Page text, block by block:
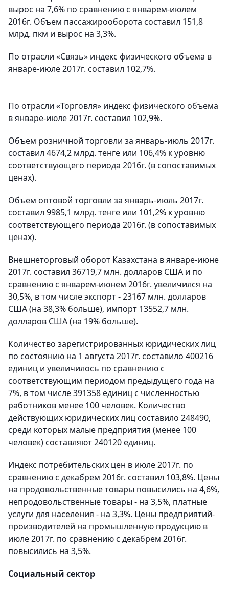
вырос на 7,6% по сравнению с январем-июлем
2016г. Объем пассажирооборота составил 151,8
млрд. пкм и вырос на 3,3%.
По отрасли «Связь» индекс физического объема в
январе-июле 2017г. составил 102,7%.
По отрасли «Торговля» индекс физического объема
в январе-июле 2017г. составил 102,9%.
Объем розничной торговли за январь-июль 2017г.
составил 4674,2 млрд. тенге или 106,4% к уровню
соответствующего периода 2016г. (в сопоставимых
ценах).
Объем оптовой торговли за январь-июль 2017г.
составил 9985,1 млрд. тенге или 101,2% к уровню
соответствующего периода 2016г. (в сопоставимых
ценах).
Внешнеторговый оборот Казахстана в январе-июне
2017г. составил 36719,7 млн. долларов CША и по
сравнению с январем-июнем 2016г. увеличился на
30,5%, в том числе экспорт - 23167 млн. долларов
США (на 38,3% больше), импорт 13552,7 млн.
долларов США (на 19% больше).
Количество зарегистрированных юридических лиц
по состоянию на 1 августа 2017г. составило 400216
единиц и увеличилось по сравнению с
соответствующим периодом предыдущего года на
7%, в том числе 391358 единиц с численностью
работников менее 100 человек. Количество
действующих юридических лиц составило 248490,
среди которых малые предприятия (менее 100
человек) составляют 240120 единиц.
Индекс потребительских цен в июле 2017г. по
сравнению с декабрем 2016г. составил 103,8%. Цены
на продовольственные товары повысились на 4,6%,
непродовольственные товары - на 3,5%, платные
услуги для населения - на 3,3%. Цены предприятий-
производителей на промышленную продукцию в
июле 2017г. по сравнению с декабрем 2016г.
повысились на 3,5%.
Социальный сектор